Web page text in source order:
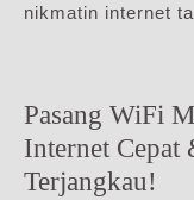
nikmatin internet
Pasang WiFi
Internet Cepat
Terjangkau!